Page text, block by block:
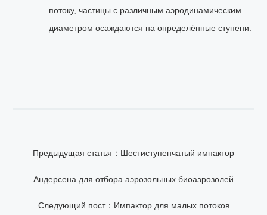
потоку, частицы с различным аэродинамическим
диаметром осаждаются на определённые ступени.
Предыдущая статья：Шестиступенчатый импактор
Андерсена для отбора аэрозольных биоаэрозолей
Следующий пост：Импактор для малых потоков